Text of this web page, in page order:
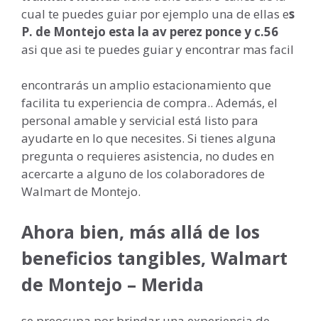
cual te puedes guiar por ejemplo una de ellas es
P. de Montejo esta la av perez ponce y c.56
asi que asi te puedes guiar y encontrar mas facil
encontrarás un amplio estacionamiento que
facilita tu experiencia de compra.. Además, el
personal amable y servicial está listo para
ayudarte en lo que necesites. Si tienes alguna
pregunta o requieres asistencia, no dudes en
acercarte a alguno de los colaboradores de
Walmart de Montejo.
Ahora bien, más allá de los
beneficios tangibles, Walmart
de Montejo – Merida